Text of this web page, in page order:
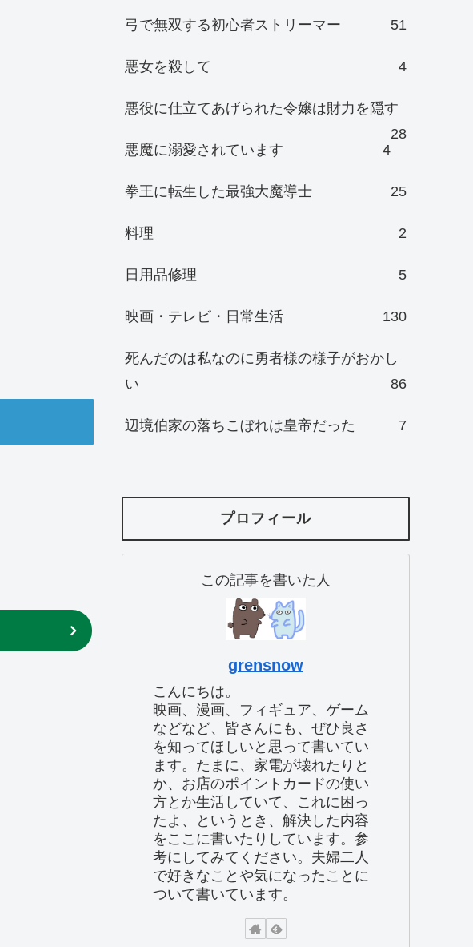
弓で無双する初心者ストリーマー 51
悪女を殺して 4
悪役に仕立てあげられた令嬢は財力を隠す
28
悪魔に溺愛されています
4
拳王に転生した最強大魔導士 25
料理 2
日用品修理 5
映画・テレビ・日常生活 130
死んだのは私なのに勇者様の様子がおかし
い
86
辺境伯家の落ちこぼれは皇帝だった 7
プロフィール
この記事を書いた人
grensnow
こんにちは。
映画、漫画、フィギュア、ゲーム
などなど、皆さんにも、ぜひ良さ
を知ってほしいと思って書いてい
ます。たまに、家電が壊れたりと
か、お店のポイントカードの使い
方とか生活していて、これに困っ
たよ、というとき、解決した内容
をここに書いたりしています。参
考にしてみてください。夫婦二人
で好きなことや気になったことに
ついて書いています。